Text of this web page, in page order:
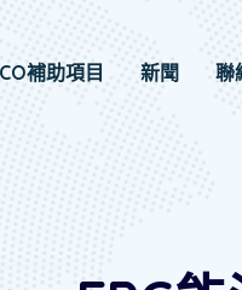
補助項目 新聞 聯